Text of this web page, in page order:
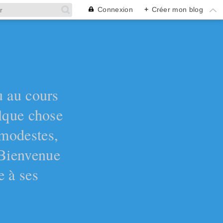
Connexion + Créer mon blog
cours
chose
à ses